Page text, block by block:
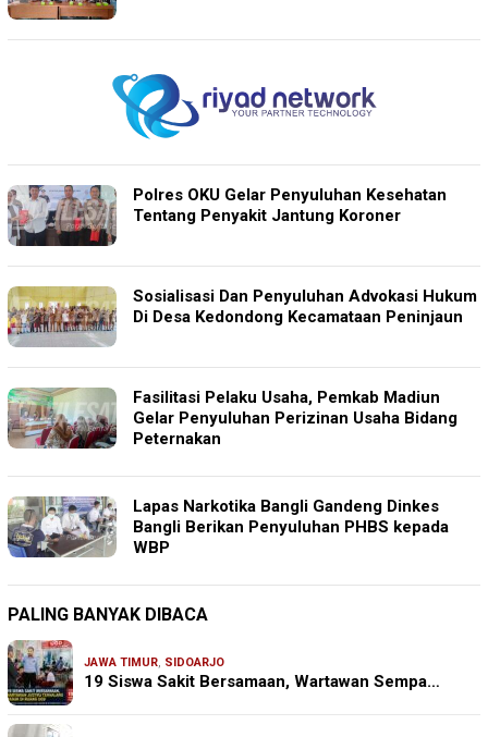
Polres OKU Gelar Penyuluhan Kesehatan
Tentang Penyakit Jantung Koroner
Sosialisasi Dan Penyuluhan Advokasi Hukum
Di Desa Kedondong Kecamataan Peninjaun
Fasilitasi Pelaku Usaha, Pemkab Madiun
Gelar Penyuluhan Perizinan Usaha Bidang
Peternakan
Lapas Narkotika Bangli Gandeng Dinkes
Bangli Berikan Penyuluhan PHBS kepada
WBP
PALING BANYAK DIBACA
JAWA TIMUR, SIDOARJO
19 Siswa Sakit Bersamaan, Wartawan Sempa…